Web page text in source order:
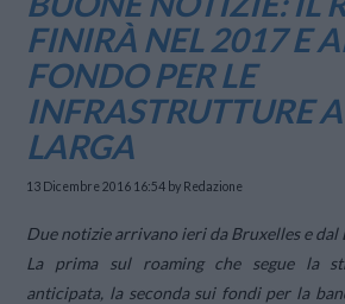
FINIRÀ NEL 2017 E
FONDO PER LE
INFRASTRUTTURE
LARGA
13 Dicembre 2016 16:54 by Redazione
Due notizie arrivano ieri da Bruxelles e dal
La prima sul roaming che segue la
anticipata, la seconda sui fondi per la